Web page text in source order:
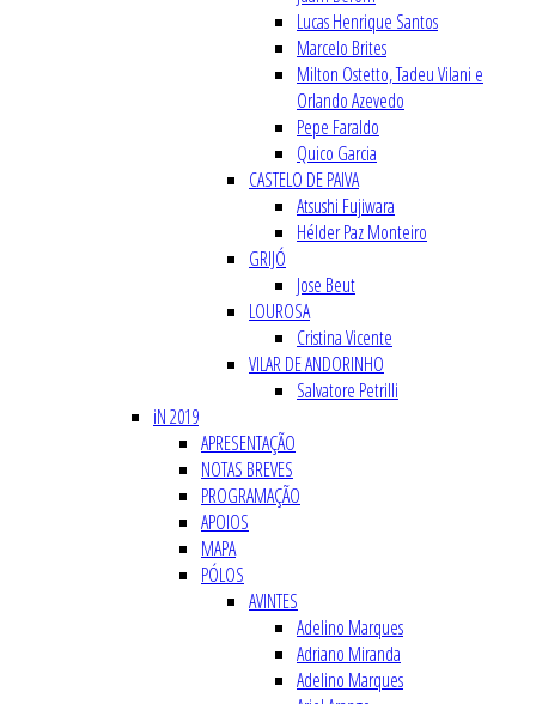
Lucas Henrique Santos
Marcelo Brites
Milton Ostetto, Tadeu Vilani e
Orlando Azevedo
Pepe Faraldo
Quico Garcia
CASTELO DE PAIVA
Atsushi Fujiwara
Hélder Paz Monteiro
GRIJÓ
Jose Beut
LOUROSA
Cristina Vicente
VILAR DE ANDORINHO
Salvatore Petrilli
iN 2019
APRESENTAÇÃO
NOTAS BREVES
PROGRAMAÇÃO
APOIOS
MAPA
PÓLOS
AVINTES
Adelino Marques
Adriano Miranda
Adelino Marques